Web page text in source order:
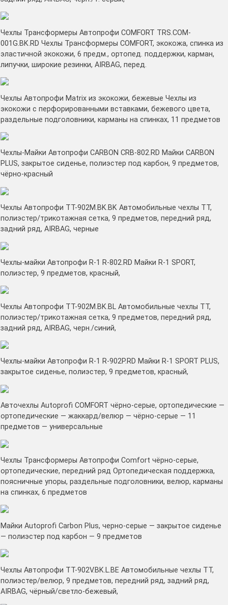
Чехлы Трансформеры Автопрофи COMFORT TRS.COM-
001G.BK.RD Чехлы Трансформеры COMFORT, экокожа, спинка из
эластичной экокожи, 6 предм., ортопед. поддержки, карман,
липучки, широкие резинки, AIRBAG, перед.
Чехлы Автопрофи Matrix из экокожи, бежевые Чехлы из
экокожи с перфорированными вставками, бежевого цвета,
раздельные подголовники, карманы на спинках, 11 предметов
Чехлы-Майки Автопрофи CARBON CRB-802.RD Майки CARBON
PLUS, закрытое сиденье, полиэстер под карбон, 9 предметов,
чёрно-красный
Чехлы Автопрофи TT-902M.BK.BK Автомобильные чехлы TT,
полиэстер/трикотажная сетка, 9 предметов, передний ряд,
задний ряд, AIRBAG, черные
Чехлы-майки Автопрофи R-1 R-802.RD Майки R-1 SPORT,
полиэстер, 9 предметов, красный,
Чехлы Автопрофи TT-902M.BK.BL Автомобильные чехлы TT,
полиэстер/трикотажная сетка, 9 предметов, передний ряд,
задний ряд, AIRBAG, черн./синий,
Чехлы-майки Автопрофи R-1 R-902P.RD Майки R-1 SPORT PLUS,
закрытое сиденье, полиэстер, 9 предметов, красный,
Авточехлы Autoprofi COMFORT чёрно-серые, ортопедические —
ортопедические — жаккард/велюр — чёрно-серые — 11
предметов — универсальные
Чехлы Трансформеры Автопрофи Comfort чёрно-серые,
ортопедические, передний ряд Ортопедическая поддержка,
поясничные упоры, раздельные подголовники, велюр, карманы
на спинках, 6 предметов
Майки Autoprofi Carbon Plus, черно-серые — закрытое сиденье
— полиэстер под карбон — 9 предметов
Чехлы Автопрофи TT-902V.BK.L.BE Автомобильные чехлы TT,
полиэстер/велюр, 9 предметов, передний ряд, задний ряд,
AIRBAG, чёрный/светло-бежевый,